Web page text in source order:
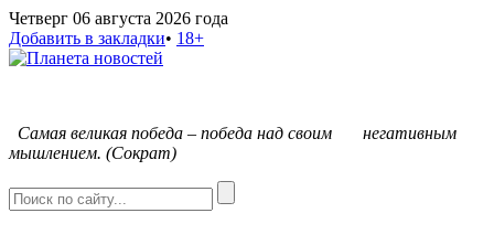
Четверг 06 августа 2026 года
Добавить в закладки• 18+
Самая великая победа – победа над своим негативным
мышлением. (Сократ)